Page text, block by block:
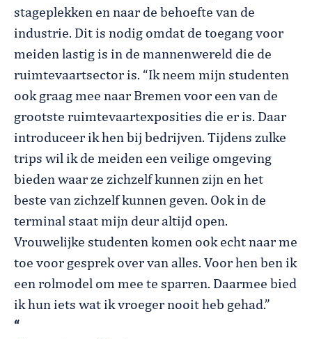
stageplekken en naar de behoefte van de
industrie. Dit is nodig omdat de toegang voor
meiden lastig is in de mannenwereld die de
ruimtevaartsector is. “Ik neem mijn studenten
ook graag mee naar Bremen voor een van de
grootste ruimtevaartexposities die er is. Daar
introduceer ik hen bij bedrijven. Tijdens zulke
trips wil ik de meiden een veilige omgeving
bieden waar ze zichzelf kunnen zijn en het
beste van zichzelf kunnen geven. Ook in de
terminal staat mijn deur altijd open.
Vrouwelijke studenten komen ook echt naar me
toe voor gesprek over van alles. Voor hen ben ik
een rolmodel om mee te sparren. Daarmee bied
ik hun iets wat ik vroeger nooit heb gehad.”
“